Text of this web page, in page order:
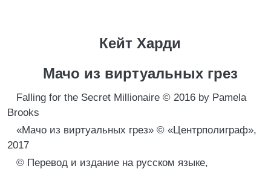
Кейт Харди
Мачо из виртуальных грез
Falling for the Secret Millionaire © 2016 by Pamela
Brooks
«Мачо из виртуальных грез» © «Центрполиграф»,
2017
© Перевод и издание на русском языке,